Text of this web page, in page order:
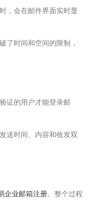
，会在邮件界面实时显
了时间和空间的限制，
证的用户才能登录邮
送时间、内容和收发双
企业邮箱注册。整个过程